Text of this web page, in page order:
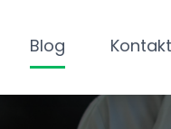
Blog Kontakt